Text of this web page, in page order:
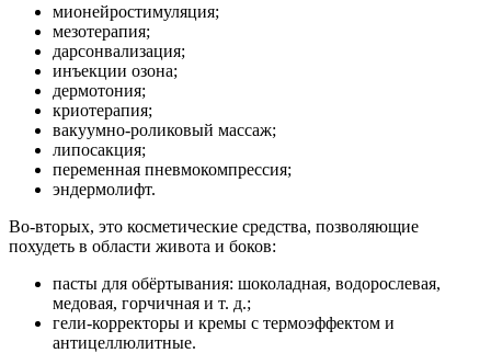
мионейростимуляция;
мезотерапия;
дарсонвализация;
инъекции озона;
дермотония;
криотерапия;
вакуумно-роликовый массаж;
липосакция;
переменная пневмокомпрессия;
эндермолифт.
Во-вторых, это косметические средства, позволяющие
похудеть в области живота и боков:
пасты для обёртывания: шоколадная, водорослевая,
медовая, горчичная и т. д.;
гели-корректоры и кремы с термоэффектом и
антицеллюлитные.